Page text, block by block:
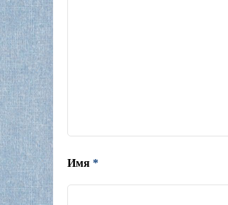
Имя *